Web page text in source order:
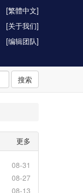
[繁體中文]
[关于我们]
[编辑团队]
搜索
更多
08-31
08-27
08-13